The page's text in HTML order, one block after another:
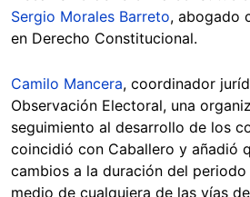
Sergio Morales Barreto, abogado
en Derecho Constitucional.
Camilo Mancera, coordinador
Observación Electoral, una
seguimiento al desarrollo de los
coincidió con Caballero y añadió
cambios a la duración del
medio de cualquiera de las vías